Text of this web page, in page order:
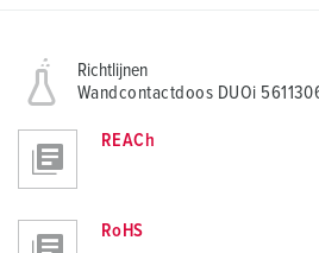
Richtlijnen
Wandcontactdoos DUOi
REACh
RoHS